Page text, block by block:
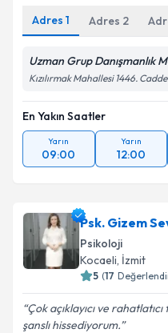
Adres 1 Adres 2
Uzman Grup Danışmanlık
Kızılırmak Mahallesi 1446.
En Yakın Saatler
Yarın
09:00
Yarın
12:00
Psk. Gizem
Psikoloji
Kocaeli, İzmit
5 (17
Çok açıklayıcı ve
şanslı hissediyorum.